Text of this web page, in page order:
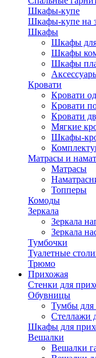
Шкафы-купе
Шкафы-купе на
Шкафы
Шкафы для
Шкафы
Шкафы
Кровати
Кровати
Кровати
Кровати
Мягкие
Шкафы-
Матрасы и
Матрасы
Топперы
Комоды
Зеркала
Зеркала
Зеркала
Тумбочки
Туалетные
Трюмо
Прихожая
Стенки для
Обувницы
Тумбы для
Стеллажи
Шкафы для
Вешалки
Вешалки